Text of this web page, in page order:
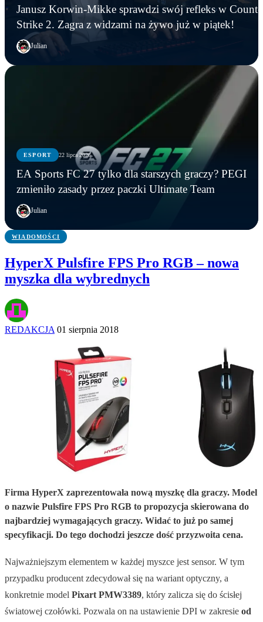
Janusz Korwin-Mikke sprawdzi swój refleks w
Strike 2. Zagra z widzami na żywo już w piątek!
Julian
ESPORT 22 lipca 2026
EA Sports FC 27 tylko dla starszych graczy? PEGI
zmieniło zasady przez paczki Ultimate Team
Julian
COUNTER-STRIKE
Klimat jak za czasów CS 1.6. W Paryżu trwa
walka o EWC 2026
COUNTER-STRIKE
Janusz Korwin-Mikke sprawdzi swój refleks w
Counter-Strike 2. Zagra z widzami na żywo już w
piątek!
ESPORT
EA Sports FC 27 tylko dla starszych graczy? PEGI
zmieniło zasady przez paczki Ultimate Team
WIADOMOŚCI
HyperX Pulsfire FPS Pro RGB – nowa
myszka dla wybrednych
REDAKCJA 01 sierpnia 2018
Firma HyperX zaprezentowała nową myszkę dla graczy. Model
o nazwie Pulsfire FPS Pro RGB to propozycja skierowana do
najbardziej wymagających graczy. Widać to już po samej
specyfikacji. Do tego dochodzi jeszcze dość przyzwoita cena.
Najważniejszym elementem w każdej myszce jest sensor. W tym
przypadku producent zdecydował się na wariant optyczny, a
konkretnie model Pixart PMW3389, który zalicza się do ścisłej
światowej czołówki. Pozwala on na ustawienie DPI w zakresie od